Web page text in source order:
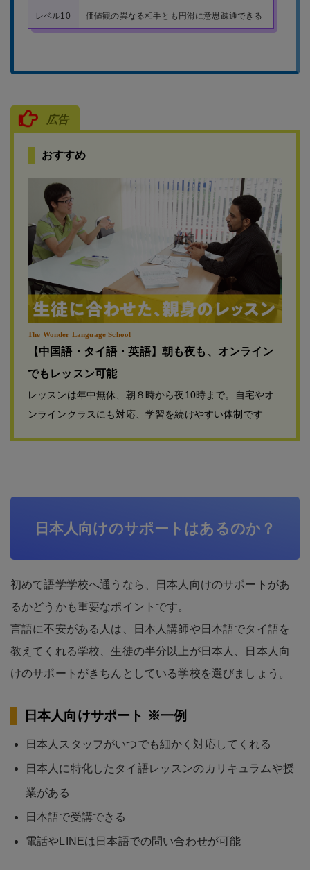
レベル10 価値観の異なる相手とも円滑に意思疎通できる
広告
おすすめ
The Wonder Language School
【中国語・タイ語・英語】朝も夜も、オンライン
でもレッスン可能
レッスンは年中無休、朝８時から夜10時まで。自宅やオ
ンラインクラスにも対応、学習を続けやすい体制です
日本人向けのサポートはあるのか？
初めて語学学校へ通うなら、日本人向けのサポートがあ
るかどうかも重要なポイントです。
言語に不安がある人は、日本人講師や日本語でタイ語を
教えてくれる学校、生徒の半分以上が日本人、日本人向
けのサポートがきちんとしている学校を選びましょう。
日本人向けサポート ※一例
日本人スタッフがいつでも細かく対応してくれる
日本人に特化したタイ語レッスンのカリキュラムや授
業がある
日本語で受講できる
電話やLINEは日本語での問い合わせが可能